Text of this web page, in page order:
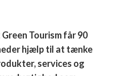
Tourism får 90
hjælp til at tænke
services og